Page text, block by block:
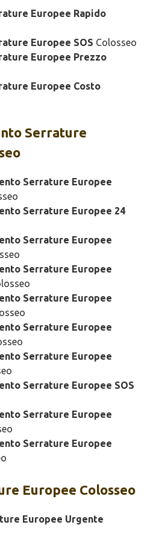
Europee Rapido
Europee SOS Colosseo
Europee Prezzo
Europee Costo
Serrature
Serrature Europee
Serrature Europee 24
Serrature Europee
Serrature Europee
Serrature Europee
Serrature Europee
Serrature Europee
Serrature Europee SOS
Serrature Europee
Serrature Europee
Europee Colosseo
Europee Urgente